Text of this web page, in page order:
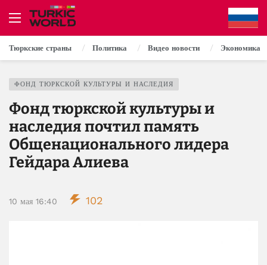
Тюркские страны Политика Видео новости Экономика
ФОНД ТЮРКСКОЙ КУЛЬТУРЫ И НАСЛЕДИЯ
Фонд тюркской культуры и
наследия почтил память
Общенационального лидера
Гейдара Алиева
10 мая 16:40 102